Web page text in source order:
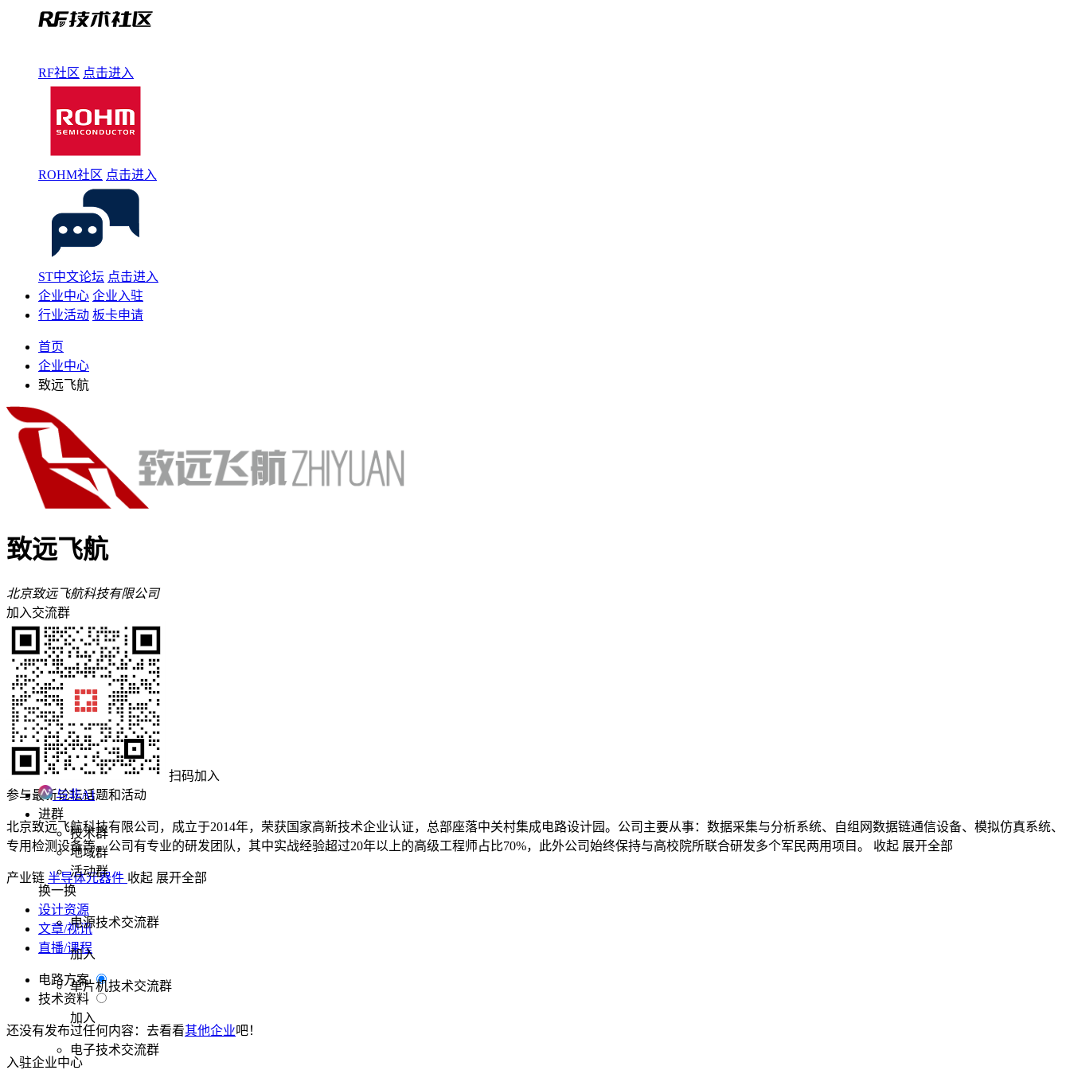
RF社区 点击进入
ROHM社区 点击进入
ST中文论坛 点击进入
企业中心 企业入驻
行业活动 板卡申请
首页
企业中心
致远飞航
致远飞航
北京致远飞航科技有限公司
加入交流群
扫码加入
参与最新论坛话题和活动
北京致远飞航科技有限公司，成立于2014年，荣获国家高新技术企业认证，总部座落中关村集成电路设计园。公司主要从事：数据采集与分析系统、自组网数据链通信设备、模拟仿真系统、
专用检测设备等。公司有专业的研发团队，其中实战经验超过20年以上的高级工程师占比70%，此外公司始终保持与高校院所联合研发多个军民两用项目。 收起 展开全部
产业链 半导体元器件 收起 展开全部
设计资源
文章/视讯
直播/课程
电路方案
技术资料
还没有发布过任何内容：去看看其他企业吧！
入驻企业中心
与非AI
进群
技术群
地域群
活动群
换一换
电源技术交流群
加入
单片机技术交流群
加入
电子技术交流群